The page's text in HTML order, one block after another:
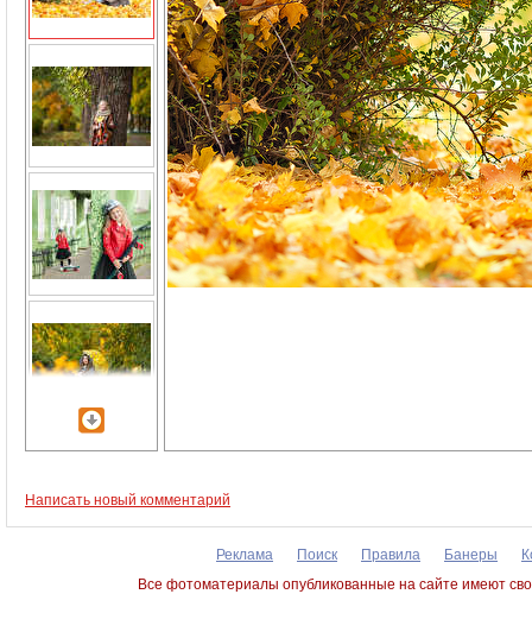
Написать новый комментарий
Реклама Поиск Правила Банеры
Все фотоматериалы опубликованные на сайте имеют